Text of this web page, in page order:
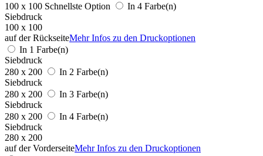
100 x 100 Schnellste Option
In 4 Farbe(n)
Siebdruck
100 x 100
auf der RückseiteMehr Infos zu den Druckoptionen
In 1 Farbe(n)
Siebdruck
280 x 200
In 2 Farbe(n)
Siebdruck
280 x 200
In 3 Farbe(n)
Siebdruck
280 x 200
In 4 Farbe(n)
Siebdruck
280 x 200
auf der VorderseiteMehr Infos zu den Druckoptionen